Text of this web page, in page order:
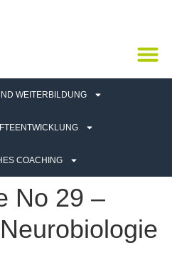
WEITERBILDUNG
COACHING
No 29 –